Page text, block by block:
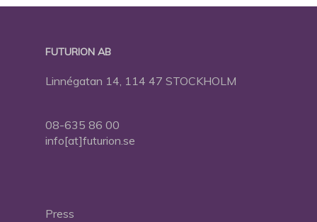
FUTURION AB
Linnégatan 14, 114 47 STOCKHOLM
08-635 86 00
info[at]futurion.se
Press